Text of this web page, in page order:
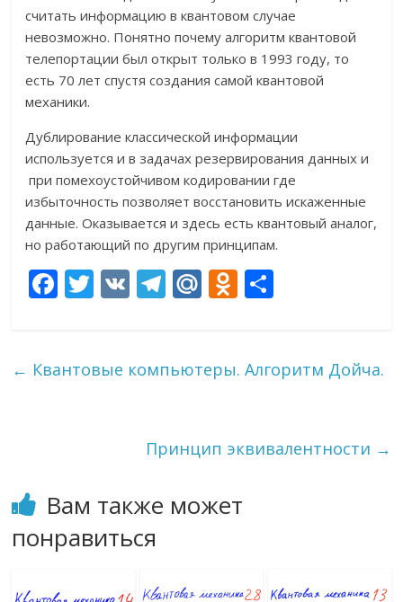
считать информацию в квантовом случае
невозможно. Понятно почему алгоритм квантовой
телепортации был открыт только в 1993 году, то
есть 70 лет спустя создания самой квантовой
механики.
Дублирование классической информации
используется и в задачах резервирования данных и
при помехоустойчивом кодировании где
избыточность позволяет восстановить искаженные
данные. Оказывается и здесь есть квантовый аналог,
но работающий по другим принципам.
F
b
T
er
V T
gr
M
R
O
o
s
ki
р
и
← Квантовые компьютеры. Алгоритм Дойча.
Принцип эквивалентности →
Вам также может
понравиться